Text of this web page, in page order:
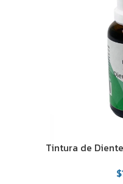
Tintura de
$